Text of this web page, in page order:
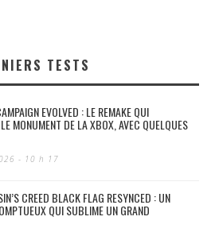
TESTS
EVOLVED : LE REMAKE QUI
MONUMENT DE LA XBOX, AVEC QUELQUES
- 10 h 17
CREED BLACK FLAG RESYNCED : UN
QUI SUBLIME UN GRAND